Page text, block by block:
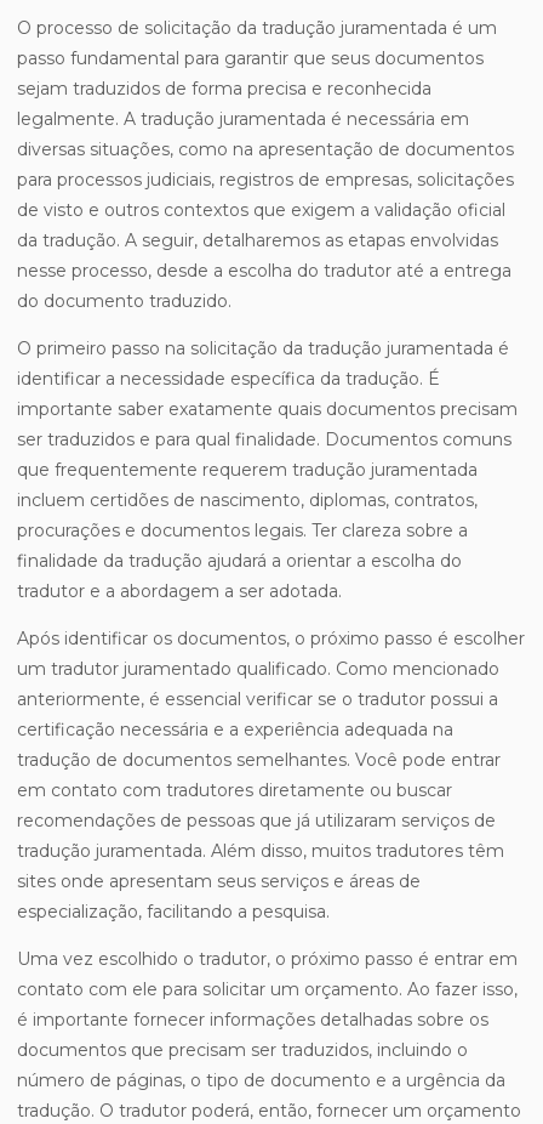
O processo de solicitação da tradução juramentada é um
passo fundamental para garantir que seus documentos
sejam traduzidos de forma precisa e reconhecida
legalmente. A tradução juramentada é necessária em
diversas situações, como na apresentação de documentos
para processos judiciais, registros de empresas, solicitações
de visto e outros contextos que exigem a validação oficial
da tradução. A seguir, detalharemos as etapas envolvidas
nesse processo, desde a escolha do tradutor até a entrega
do documento traduzido.
O primeiro passo na solicitação da tradução juramentada é
identificar a necessidade específica da tradução. É
importante saber exatamente quais documentos precisam
ser traduzidos e para qual finalidade. Documentos comuns
que frequentemente requerem tradução juramentada
incluem certidões de nascimento, diplomas, contratos,
procurações e documentos legais. Ter clareza sobre a
finalidade da tradução ajudará a orientar a escolha do
tradutor e a abordagem a ser adotada.
Após identificar os documentos, o próximo passo é escolher
um tradutor juramentado qualificado. Como mencionado
anteriormente, é essencial verificar se o tradutor possui a
certificação necessária e a experiência adequada na
tradução de documentos semelhantes. Você pode entrar
em contato com tradutores diretamente ou buscar
recomendações de pessoas que já utilizaram serviços de
tradução juramentada. Além disso, muitos tradutores têm
sites onde apresentam seus serviços e áreas de
especialização, facilitando a pesquisa.
Uma vez escolhido o tradutor, o próximo passo é entrar em
contato com ele para solicitar um orçamento. Ao fazer isso,
é importante fornecer informações detalhadas sobre os
documentos que precisam ser traduzidos, incluindo o
número de páginas, o tipo de documento e a urgência da
tradução. O tradutor poderá, então, fornecer um orçamento